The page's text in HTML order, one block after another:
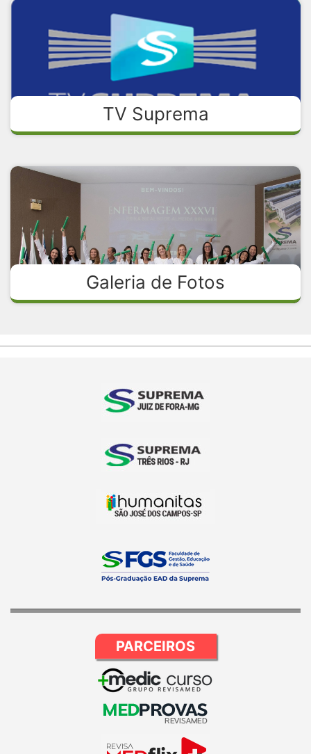
TV Suprema
Galeria de Fotos
PARCEIROS